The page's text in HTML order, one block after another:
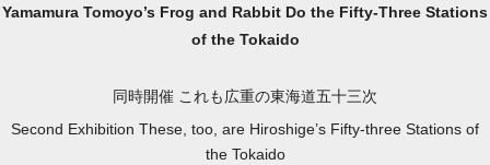
Yamamura Tomoyo’s Frog and Rabbit Do the Fifty-Three Stations
of the Tokaido
同時開催 これも広重の東海道五十三次
Second Exhibition These, too, are Hiroshige’s Fifty-three Stations of
the Tokaido